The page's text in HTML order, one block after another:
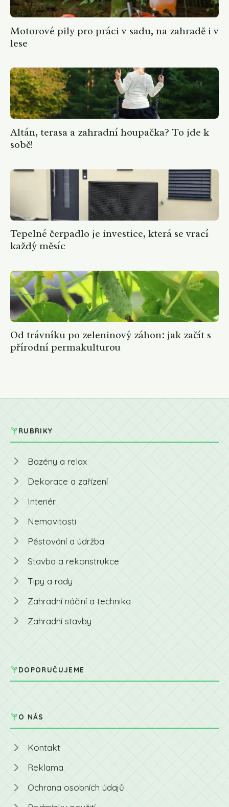
Motorové pily pro práci v sadu, na zahradě i v
lese
Altán, terasa a zahradní houpačka? To jde k
sobě!
Tepelné čerpadlo je investice, která se vrací
každý měsíc
Od trávníku po zeleninový záhon: jak začít s
přírodní permakulturou
RUBRIKY
Bazény a relax
Dekorace a zařízení
Interiér
Nemovitosti
Pěstování a údržba
Stavba a rekonstrukce
Tipy a rady
Zahradní náčiní a technika
Zahradní stavby
DOPORUČUJEME
O NÁS
Kontakt
Reklama
Ochrana osobních údajů